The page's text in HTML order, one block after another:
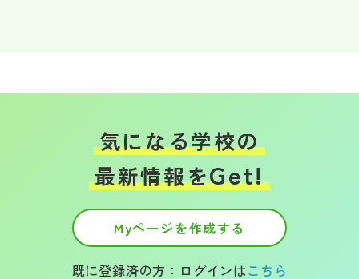
気になる学校の
最新情報をGet!
Myページを作成する
既に登録済の方：ログインはこちら